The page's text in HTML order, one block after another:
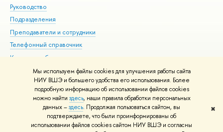
Мы используем файлы cookies для улучшения работы сайта
НИУ ВШЭ и большего удобства его использования. Более
подробную информацию об использовании файлов cookies
можно найти здесь, наши правила обработки персональных
данных –здесь. Продолжая пользоваться сайтом, вы
подтверждаете, что были проинформированы об
использовании файлов cookies сайтом НИУ ВШЭ и согласны
✖
Руководство
Подразделения
Преподаватели и сотрудники
Телефонный справочник
Корпуса и общежития
ВШЭ для студентов с ограниченными возможностями
здоровья и инвалидностью
Единая платежная страница
© НИУ ВШЭ 1993–2026 Условия использования материалов Адреса